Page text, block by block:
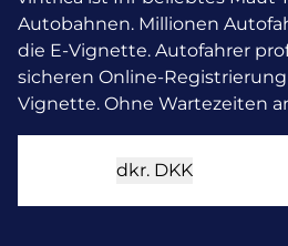
Autobahnen. Millionen
die E-Vignette. Autofahrer
sicheren Online-
Vignette. Ohne Wartezeiten
dkr. DKK